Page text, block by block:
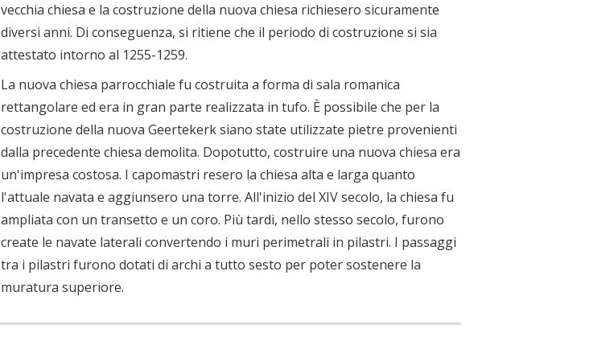
vecchia chiesa e la costruzione della nuova chiesa richiesero sicuramente
diversi anni. Di conseguenza, si ritiene che il periodo di costruzione si sia
attestato intorno al 1255-1259.
La nuova chiesa parrocchiale fu costruita a forma di sala romanica
rettangolare ed era in gran parte realizzata in tufo. È possibile che per la
costruzione della nuova Geertekerk siano state utilizzate pietre provenienti
dalla precedente chiesa demolita. Dopotutto, costruire una nuova chiesa era
un'impresa costosa. I capomastri resero la chiesa alta e larga quanto
l'attuale navata e aggiunsero una torre. All'inizio del XIV secolo, la chiesa fu
ampliata con un transetto e un coro. Più tardi, nello stesso secolo, furono
create le navate laterali convertendo i muri perimetrali in pilastri. I passaggi
tra i pilastri furono dotati di archi a tutto sesto per poter sostenere la
muratura superiore.